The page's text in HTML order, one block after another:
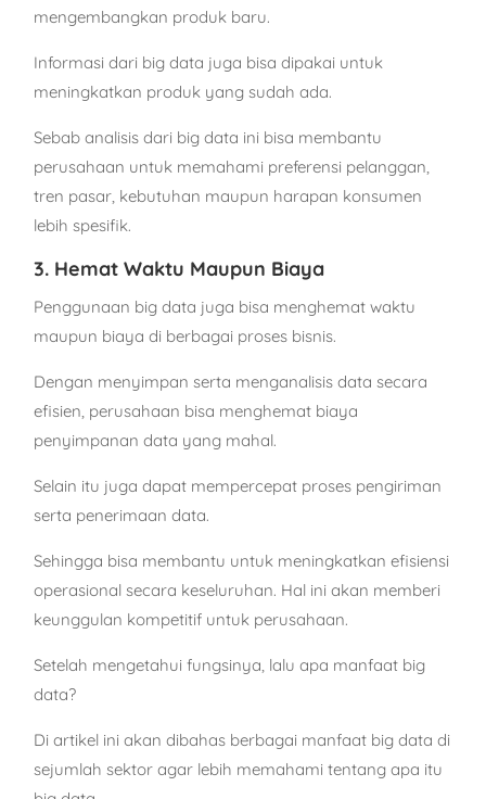
mengembangkan produk baru.
Informasi dari big data juga bisa dipakai untuk
meningkatkan produk yang sudah ada.
Sebab analisis dari big data ini bisa membantu
perusahaan untuk memahami preferensi pelanggan,
tren pasar, kebutuhan maupun harapan konsumen
lebih spesifik.
3. Hemat Waktu Maupun Biaya
Penggunaan big data juga bisa menghemat waktu
maupun biaya di berbagai proses bisnis.
Dengan menyimpan serta menganalisis data secara
efisien, perusahaan bisa menghemat biaya
penyimpanan data yang mahal.
Selain itu juga dapat mempercepat proses pengiriman
serta penerimaan data.
Sehingga bisa membantu untuk meningkatkan efisiensi
operasional secara keseluruhan. Hal ini akan memberi
keunggulan kompetitif untuk perusahaan.
Setelah mengetahui fungsinya, lalu apa manfaat big
data?
Di artikel ini akan dibahas berbagai manfaat big data di
sejumlah sektor agar lebih memahami tentang apa itu